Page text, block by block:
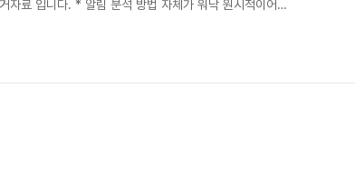
입니다. * 알림 분석 방법 자체가 워낙 원시적이어서
about/ab_offices_01.jsp About KNPA - Police